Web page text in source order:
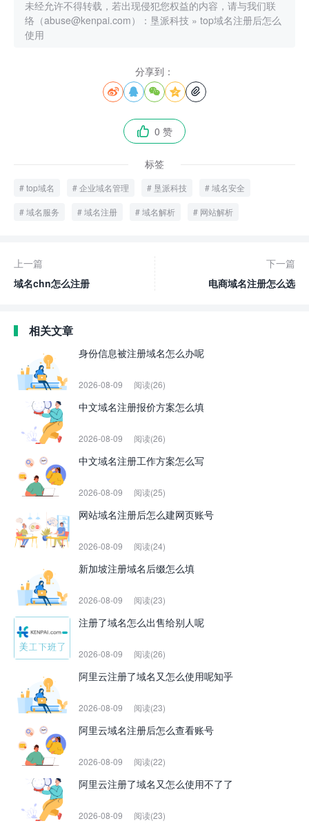
未经允许不得转载，若出现侵犯您权益的内容，请与我们联
络（abuse@kenpai.com）： 垦派科技 » top域名注册后怎么
使用
分享到：
    
 0 赞
标签
top域名 企业域名管理 垦派科技 域名安全
域名服务 域名注册 域名解析 网站解析
上一篇
域名chn怎么注册
下一篇
电商域名注册怎么选
相关文章
身份信息被注册域名怎么办呢
2026-08-09 阅读(26)
中文域名注册报价方案怎么填
2026-08-09 阅读(26)
中文域名注册工作方案怎么写
2026-08-09 阅读(25)
网站域名注册后怎么建网页账号
2026-08-09 阅读(24)
新加坡注册域名后缀怎么填
2026-08-09 阅读(23)
注册了域名怎么出售给别人呢
2026-08-09 阅读(26)
阿里云注册了域名又怎么使用呢知乎
2026-08-09 阅读(23)
阿里云域名注册后怎么查看账号
2026-08-09 阅读(22)
阿里云注册了域名又怎么使用不了了
2026-08-09 阅读(23)